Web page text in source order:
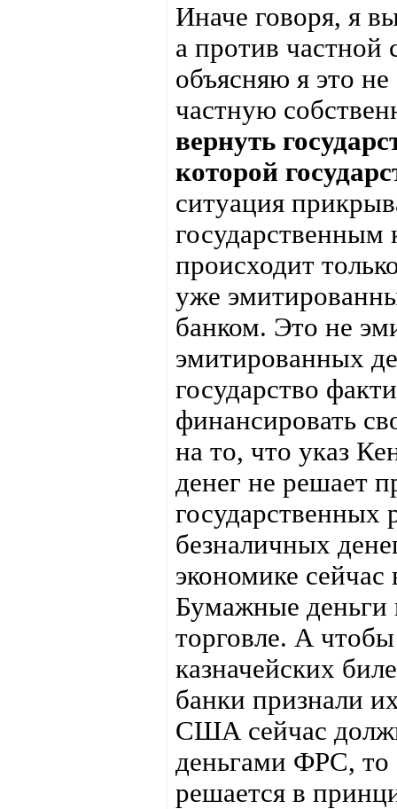
Иначе говоря, я
а против частной
объясняю я это
частную
вернуть
которой
ситуация
государственным
происходит
уже
банком. Это не
эмитированных
государство
финансировать
на то, что указ
денег не решает
государственных
безналичных
экономике
Бумажные деньги
торговле. А
казначейских
банки признали
США сейчас
деньгами ФРС, то
решается в